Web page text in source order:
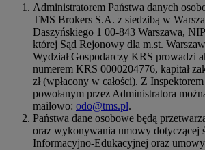
Administratorem Państwa danych
TMS Brokers S.A. z siedzibą w
Daszyńskiego 1 00-843 Warszawa,
której Sąd Rejonowy dla m.st.
Wydział Gospodarczy KRS prowadzi
numerem KRS 0000204776, kapitał
zł (wpłacony w całości). Z
powołanym przez Administratora
mailowo: odo@tms.pl.
Państwa dane osobowe będą
oraz wykonywania umowy dotyczącej
Informacyjno-Edukacyjnej oraz